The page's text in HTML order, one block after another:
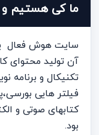
ما کی هستیم و
سایت هوش فعال
آن تولید محتوای
تکنیکال و برنامه
فیلتر هایی
کتابهای صوتی و
بود.